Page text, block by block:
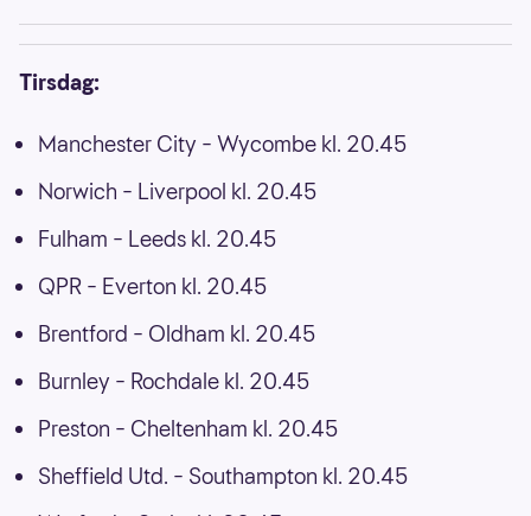
Tirsdag:
Manchester City – Wycombe kl. 20.45
Norwich – Liverpool kl. 20.45
Fulham – Leeds kl. 20.45
QPR – Everton kl. 20.45
Brentford – Oldham kl. 20.45
Burnley – Rochdale kl. 20.45
Preston – Cheltenham kl. 20.45
Sheffield Utd. – Southampton kl. 20.45